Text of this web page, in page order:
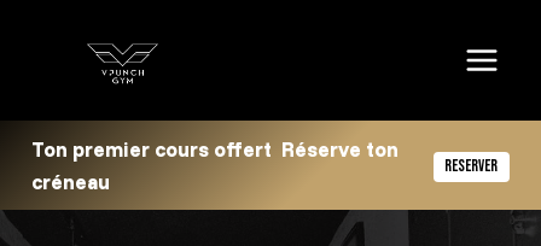
Ton premier cours offert Réserve ton
créneau
RESERVER